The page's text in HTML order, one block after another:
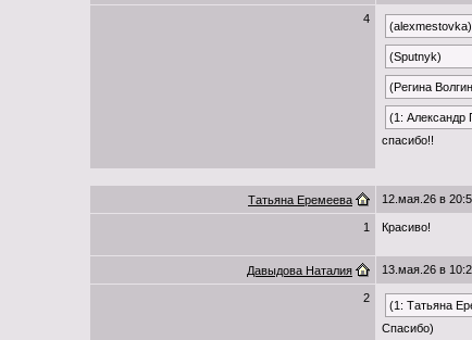
4
(alexmestovka)
(Sputnyk)
(Регина
(1: Александр
спасибо!!
Татьяна Еремеева 12.мая.26 в
1 Красиво!
Давыдова Наталия 13.мая.26 в
2
(1: Татьяна
Спасибо)